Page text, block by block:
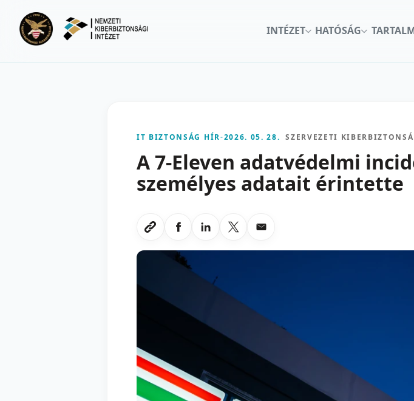
INTÉZET
HATÓSÁG
IT BIZTONSÁG HÍR-2026. 05. 28. SZERVEZETI
A 7-Eleven adatvédelmi
személyes adatait érintette
Link masolasa
Megosztas Facebookon
Megosztas LinkedInen
Megosztas X-en
Megosztas emailben